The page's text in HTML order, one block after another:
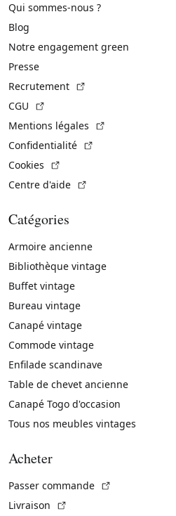
Qui sommes-nous ?
Blog
Notre engagement green
Presse
Recrutement
CGU
Mentions légales
Confidentialité
Cookies
Centre d'aide
Catégories
Armoire ancienne
Bibliothèque vintage
Buffet vintage
Bureau vintage
Canapé vintage
Commode vintage
Enfilade scandinave
Table de chevet ancienne
Canapé Togo d'occasion
Tous nos meubles vintages
Acheter
Passer commande
Livraison